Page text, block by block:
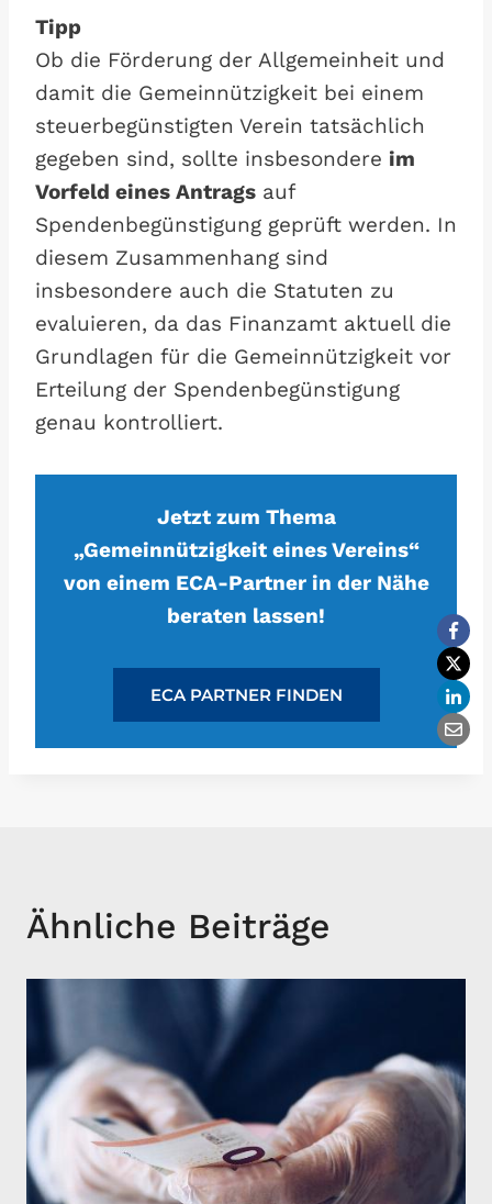
Tipp
Ob die Förderung der Allgemeinheit und
damit die Gemeinnützigkeit bei einem
steuerbegünstigten Verein tatsächlich
gegeben sind, sollte insbesondere im
Vorfeld eines Antrags auf
Spendenbegünstigung geprüft werden. In
diesem Zusammenhang sind
insbesondere auch die Statuten zu
evaluieren, da das Finanzamt aktuell die
Grundlagen für die Gemeinnützigkeit vor
Erteilung der Spendenbegünstigung
genau kontrolliert.
Jetzt zum Thema
„Gemeinnützigkeit eines Vereins“
von einem ECA-Partner in der Nähe
beraten lassen!
ECA PARTNER FINDEN
Ähnliche Beiträge